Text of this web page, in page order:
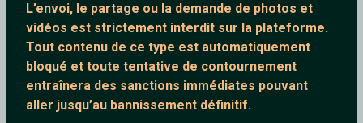
L’envoi, le partage ou la demande de photos et
vidéos est strictement interdit sur la plateforme.
Tout contenu de ce type est automatiquement
bloqué et toute tentative de contournement
entraînera des sanctions immédiates pouvant
aller jusqu’au bannissement définitif.